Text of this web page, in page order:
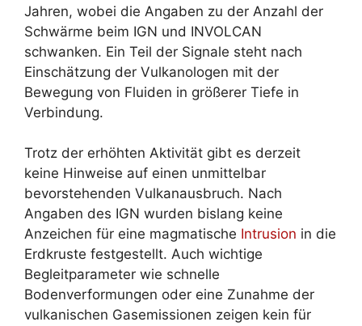
Jahren, wobei die Angaben zu der Anzahl der
Schwärme beim IGN und INVOLCAN
schwanken. Ein Teil der Signale steht nach
Einschätzung der Vulkanologen mit der
Bewegung von Fluiden in größerer Tiefe in
Verbindung.
Trotz der erhöhten Aktivität gibt es derzeit
keine Hinweise auf einen unmittelbar
bevorstehenden Vulkanausbruch. Nach
Angaben des IGN wurden bislang keine
Anzeichen für eine magmatische Intrusion in die
Erdkruste festgestellt. Auch wichtige
Begleitparameter wie schnelle
Bodenverformungen oder eine Zunahme der
vulkanischen Gasemissionen zeigen kein für